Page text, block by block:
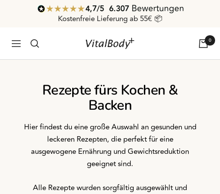
4,7/ 5 6.307 Bewertungen
Kostenfreie Lieferung ab 55€ 📦
Navigation VitalBodyPLUS.de 0
Rezepte fürs Kochen &
Backen
Hier findest du eine große Auswahl an gesunden und
leckeren Rezepten, die perfekt für eine
ausgewogene Ernährung und Gewichtsreduktion
geeignet sind.
Alle Rezepte wurden sorgfältig ausgewählt und